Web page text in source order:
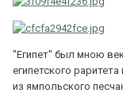
"Египет" был мною
египетского
из ямпольского